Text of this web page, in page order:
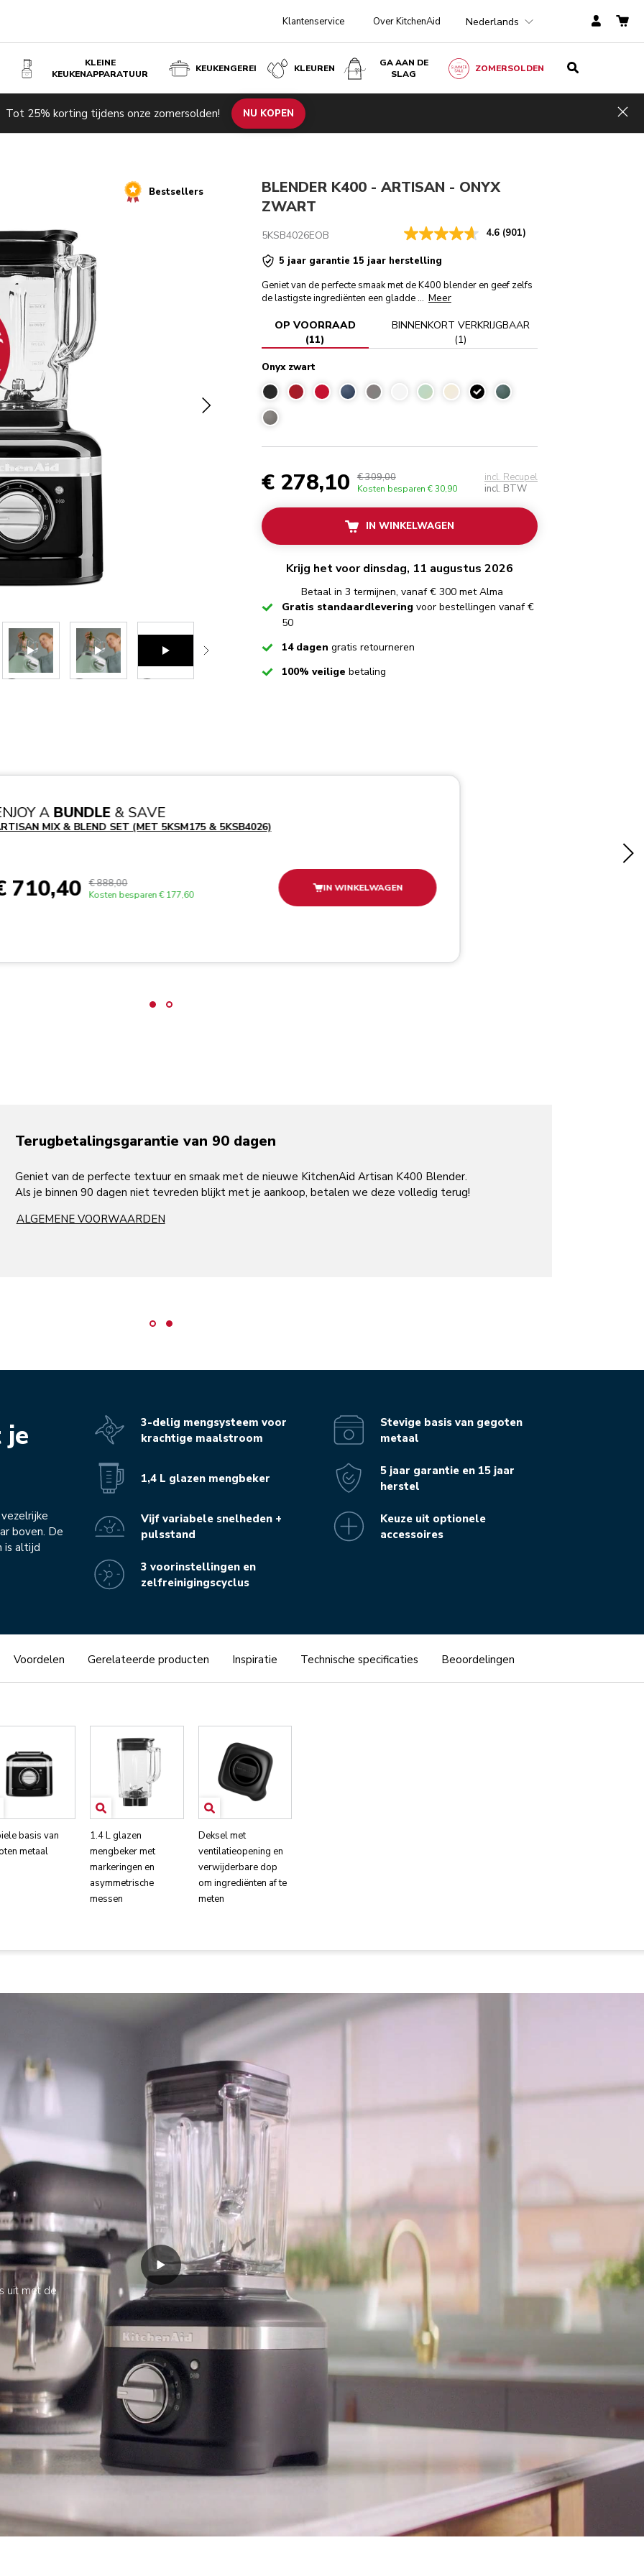
Klantenservice Over KitchenAid Nederlands
KLEINE
KEUKENAPPARATUUR
KEUKENGEREI KLEUREN
GA AAN DE
SLAG
ZOMERSOLDEN
Tot 25% korting tijdens onze zomersolden! NU KOPEN
producten Inspiratie Technische specificaties Beoordelingen
Bestsellers
BLENDER K400 - ARTISAN - ONYX
ZWART
5KSB4026EOB 4.6 (901)
5 jaar garantie 15 jaar herstelling
Geniet van de perfecte smaak met de K400 blender en geef zelfs
de lastigste ingrediënten een gladde... Meer
OP VOORRAAD
(11)
BINNENKORT VERKRIJGBAAR
(1)
Onyx zwart
Onyx zwart
€ 278,10 € 309,00
Kosten besparen € 30,90
incl. Recupel
incl. BTW
IN WINKELWAGEN
Krijg het voor dinsdag, 11 augustus 2026
Betaal in 3 termijnen, vanaf € 300 met Alma
CheckedGratis standaardlevering voor bestellingen vanaf €
50
Checked14 dagen gratis retourneren
Checked100% veilige betaling
A BUNDLE & SAVE
MIX & BLEND SET (MET 5KSM175 & 5KSB4026)
710,40 € 888,00
Kosten besparen € 177,60
IN WINKELWAGEN
Terugbetalingsgarantie van 90 dagen
Geniet van de perfecte textuur en smaak met de nieuwe KitchenAid Artisan K400 Blender.
Als je binnen 90 dagen niet tevreden blijkt met je aankoop, betalen we deze volledig terug!
ALGEMENE VOORWAARDEN
je
boven. De
is altijd
3-delig mengsysteem voor
krachtige maalstroom
1,4 L glazen mengbeker
Vijf variabele snelheden +
pulsstand
3 voorinstellingen en
zelfreinigingscyclus
Stevige basis van gegoten
metaal
5 jaar garantie en 15 jaar
herstel
Keuze uit optionele
accessoires
Voordelen Gerelateerde producten Inspiratie Technische specificaties Beoordelingen
basis van
metaal
1.4 L glazen
mengbeker met
markeringen en
asymmetrische
messen
Deksel met
ventilatieopening en
verwijderbare dop
om ingrediënten af te
meten
uit met de